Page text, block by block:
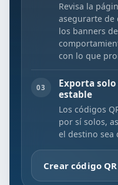
Revisa la
asegurarte de
los banners
con lo que
03
Exporta solo
estable
Los códigos
por sí solos,
el destino sea
Crear código QR